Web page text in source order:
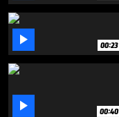
 00:23
 00:40